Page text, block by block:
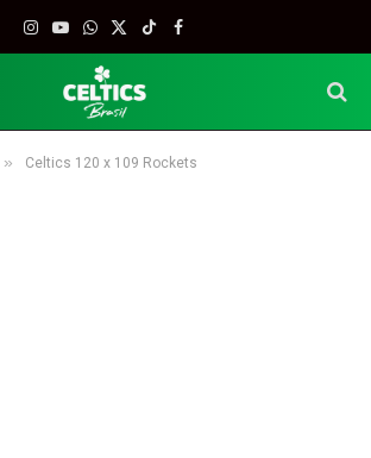
Instagram
YouTube
WhatsApp
X
TikTokFacebook
» Celtics 120 x 109 Rockets